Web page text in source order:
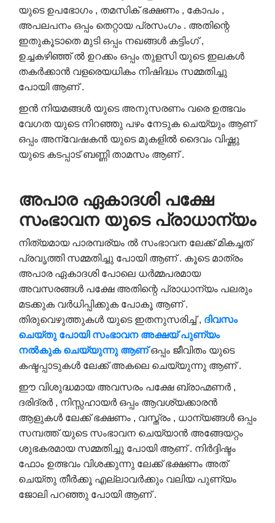
യുടെ ഉപഭോഗം , തമസിക് ഭക്ഷണം , കോപം ,
അപലപനം ഒപ്പം തെറ്റായ പ്രസംഗം . അതിന്റെ
ഇതുകൂടാതെ മുടി ഒപ്പം നഖങ്ങൾ കട്ടിംഗ് ,
ഉച്ചകഴിഞ്ഞ് ൽ ഉറക്കം ഒപ്പം തുളസി യുടെ ഇലകൾ
തകർക്കാൻ വളരെയധികം നിഷിദ്ധം സമ്മതിച്ചു
പോയി ആണ് .
ഇൻ നിയമങ്ങൾ യുടെ അനുസരണം വരെ ഉത്ഭവം
വേഗത യുടെ നിറഞ്ഞു പഴം നേടുക ചെയ്യും ആണ്
ഒപ്പം അന്വേഷകൻ യുടെ മുകളിൽ ദൈവം വിഷ്ണു
യുടെ കടപ്പാട് ബണ്ണി താമസം ആണ് .
അപാര ഏകാദശി പക്ഷേ
സംഭാവന യുടെ പ്രാധാന്യം
നിത്യമായ പാരമ്പര്യം ൽ സംഭാവന ലേക്ക് മികച്ചത്
പ്രവൃത്തി സമ്മതിച്ചു പോയി ആണ് . കൂടെ മാത്രം
അപാര ഏകാദശി പോലെ ധർമ്മപരമായ
അവസരങ്ങൾ പക്ഷേ അതിന്റെ പ്രാധാന്യം പലരും
മടക്കുക വർധിപ്പിക്കുക പോകൂ ആണ് .
തിരുവെഴുത്തുകൾ യുടെ ഇതനുസരിച്ച് , ദിവസം
ചെയ്തു പോയി സംഭാവന അക്ഷയ് പുണ്യം
നൽകുക ചെയ്യുന്നു ആണ്ഒപ്പം ജീവിതം യുടെ
കഷ്ടപ്പാടുകൾ ലേക്ക് അകലെ ചെയ്യുന്നു ആണ് .
ഈ വിശുദ്ധമായ അവസരം പക്ഷേ ബ്രാഹ്മണർ ,
ദരിദ്രർ , നിസ്സഹായർ​​ ഒപ്പം ആവശ്യക്കാരൻ
ആളുകൾ ലേക്ക് ഭക്ഷണം , വസ്ത്രം , ധാന്യങ്ങൾ ഒപ്പം
സമ്പത്ത് യുടെ സംഭാവന ചെയ്യാൻ അങ്ങേയറ്റം
ശുഭകരമായ സമ്മതിച്ചു പോയി ആണ് . നിർദ്ദിഷ്ടം
ഫോം ഉത്ഭവം വിശക്കുന്നു ലേക്ക് ഭക്ഷണം അത്
ചെയ്തു തീർക്കൂ എല്ലാവർക്കും വലിയ പുണ്യം
ജോലി പറഞ്ഞു പോയി ആണ് .